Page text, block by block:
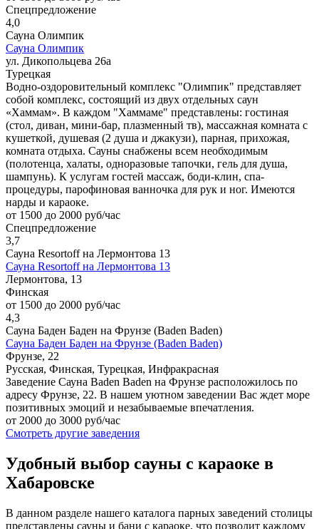
Спецпредложение
4,0
Сауна Олимпик
Сауна Олимпик
ул. Дикопольцева 26а
Турецкая
Водно-оздоровительный комплекс "Олимпик" представляет
собой комплекс, состоящий из двух отдельных саун
«Хаммам». В каждом "Хаммаме" представлены: гостиная
(стол, диван, мини-бар, плазменный тв), массажная комната с
кушеткой, душевая (2 душа и джакузи), парная, прихожая,
комната отдыха. Сауны снабжены всем необходимым
(полотенца, халаты, одноразовые тапочки, гель для душа,
шампунь). К услугам гостей массаж, боди-клин, спа-
процедуры, парофиновая ванночка для рук и ног. Имеются
нарды и караоке.
от 1500 до 2000 руб/час
Спецпредложение
3,7
Сауна Resortoff на Лермонтова 13
Сауна Resortoff на Лермонтова 13
Лермонтова, 13
Финская
от 1500 до 2000 руб/час
4,3
Сауна Баден Баден на Фрунзе (Baden Baden)
Сауна Баден Баден на Фрунзе (Baden Baden)
Фрунзе, 22
Русская, Финская, Турецкая, Инфракрасная
Заведение Сауна Baden Baden на Фрунзе расположилось по
адресу Фрунзе, 22. В нашем уютном заведении Вас ждет море
позитивных эмоций и незабываемые впечатления.
от 2000 до 3000 руб/час
Смотреть другие заведения
Удобный выбор сауны с караоке в
Хабаровске
В данном разделе нашего каталога парных заведений столицы
представлены сауны и бани с караоке, что позволит каждому